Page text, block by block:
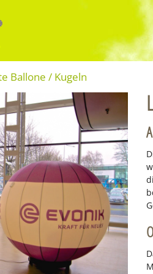
Ballone / Kugeln